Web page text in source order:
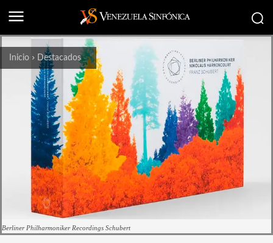
Inicio Destacados
Berliner Philharmoniker Recordings Schubert